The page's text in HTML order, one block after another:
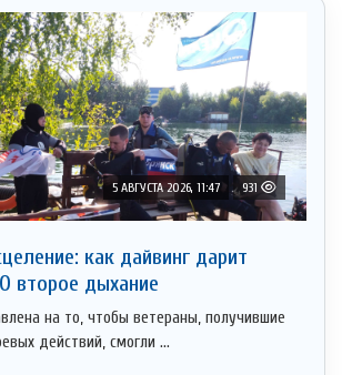
5 АВГУСТА 2026, 11:47 931
как дайвинг дарит
второе дыхание
на то, чтобы ветераны, получившие
действий, смогли ...